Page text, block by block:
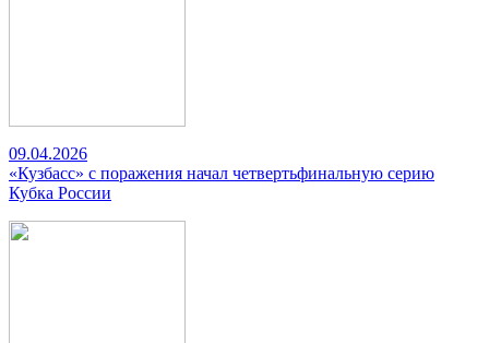
09.04.2026
«Кузбасс» с поражения начал четвертьфинальную серию
Кубка России